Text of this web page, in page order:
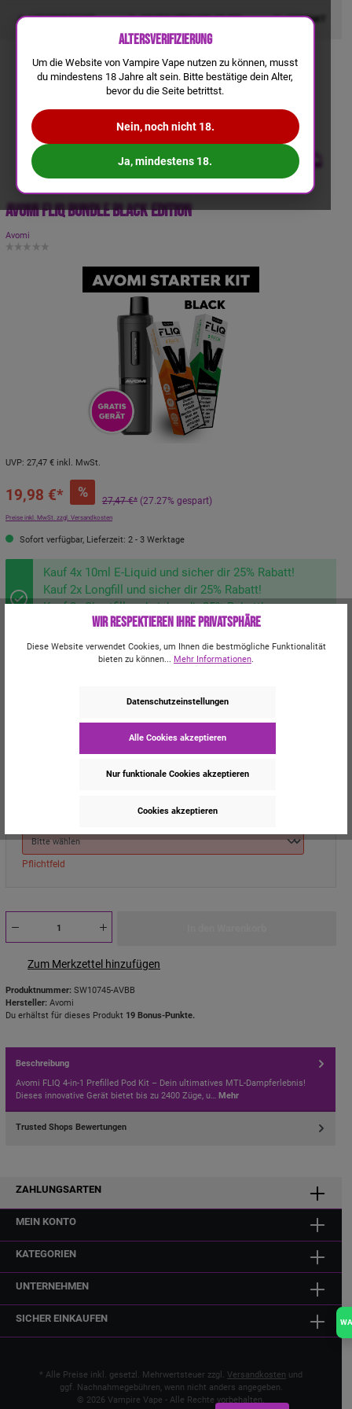
LIQUIDRECHNER GRATIS VERSAND AB 50€ KONTAKT
Avomi Fliq Bundle Black Edition
Avomi
UVP: 27,47 € inkl. MwSt.
19,98 €* %
27,47 €* (27.27% gespart)
Preise inkl. MwSt. zzgl. Versandkosten
Sofort verfügbar, Lieferzeit: 2 - 3 Werktage
Kauf 4x 10ml E-Liquid und sicher dir 25% Rabatt!
Kauf 2x Longfill und sicher dir 25% Rabatt!
Kauf 2x Shortfill und sicher dir 25% Rabatt!
Kauf 2x 30ml Aroma und sicher dir 25% Rabatt!
Pflichtfeld
Zum Merkzettel hinzufügen
Produktnummer: SW10745-AVBB
Hersteller: Avomi
Du erhältst für dieses Produkt 19 Bonus-Punkte.
Beschreibung
Avomi FLIQ 4-in-1 Prefilled Pod Kit – Dein ultimatives MTL-Dampferlebnis!
Dieses innovative Gerät bietet bis zu 2400 Züge, u… Mehr
Trusted Shops Bewertungen
ZAHLUNGSARTEN
MEIN KONTO
KATEGORIEN
UNTERNEHMEN
SICHER EINKAUFEN
* Alle Preise inkl. gesetzl. Mehrwertsteuer zzgl. Versandkosten und
ggf. Nachnahmegebühren, wenn nicht anders angegeben.
© 2026 Vampire Vape - Alle Rechte vorbehalten.
Wir respektieren Ihre Privatsphäre
Diese Website verwendet Cookies, um Ihnen die bestmögliche Funktionalität
bieten zu können... Mehr Informationen.
Datenschutzeinstellungen
Alle Cookies akzeptieren
Nur funktionale Cookies akzeptieren
Cookies akzeptieren
WA
Altersverifizierung
Um die Website von Vampire Vape nutzen zu können, musst
du mindestens 18 Jahre alt sein. Bitte bestätige dein Alter,
bevor du die Seite betrittst.
Nein, noch nicht 18.
Ja, mindestens 18.